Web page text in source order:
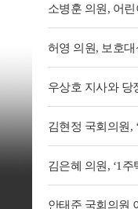
소병훈 의원, 어
김현정 국회의원,
김은혜 의원, ‘1